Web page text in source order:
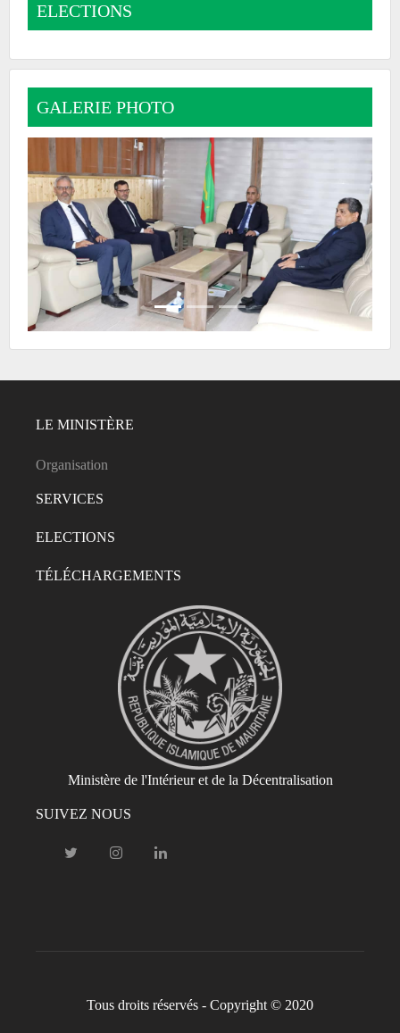
ELECTIONS
GALERIE PHOTO
LE MINISTÈRE
Organisation
SERVICES
ELECTIONS
TÉLÉCHARGEMENTS
Ministère de l'Intérieur et de la Décentralisation
SUIVEZ NOUS
Tous droits réservés - Copyright © 2020